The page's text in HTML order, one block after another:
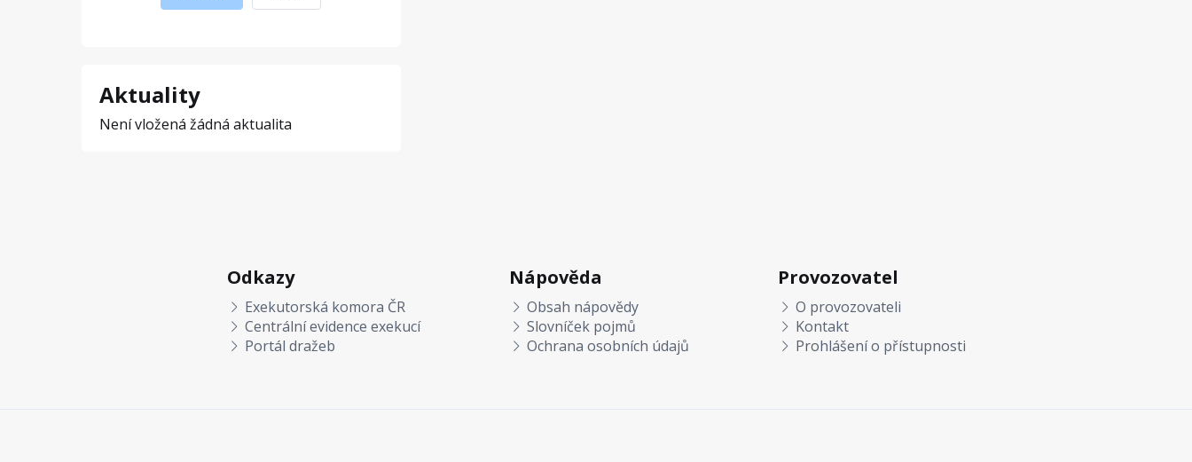
Aktuality
Není vložená žádná aktualita
Odkazy
Exekutorská komora ČR
Centrální evidence exekucí
Portál dražeb
Nápověda
Obsah nápovědy
Slovníček pojmů
Ochrana osobních údajů
Provozovatel
O provozovateli
Kontakt
Prohlášení o přístupnosti